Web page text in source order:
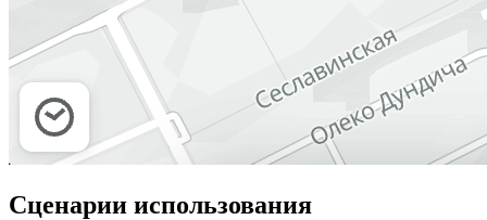
Сценарии использования